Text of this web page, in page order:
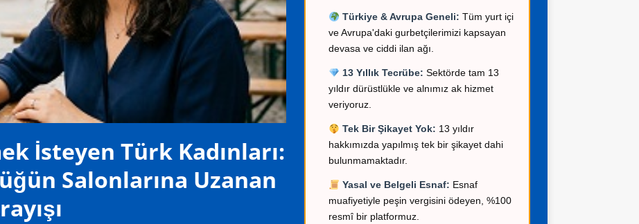
İsteyen Türk Kadınları:
Salonlarına Uzanan
Türkiye & Avrupa Geneli: Tüm yurt içi
ve Avrupa'daki gurbetçilerimizi kapsayan
devasa ve ciddi ilan ağı.
13 Yıllık Tecrübe: Sektörde tam 13
yıldır dürüstlükle ve alnımız ak hizmet
veriyoruz.
Tek Bir Şikayet Yok: 13 yıldır
hakkımızda yapılmış tek bir şikayet dahi
bulunmamaktadır.
Yasal ve Belgeli Esnaf: Esnaf
muafiyetiyle peşin vergisini ödeyen, %100
resmî bir platformuz.